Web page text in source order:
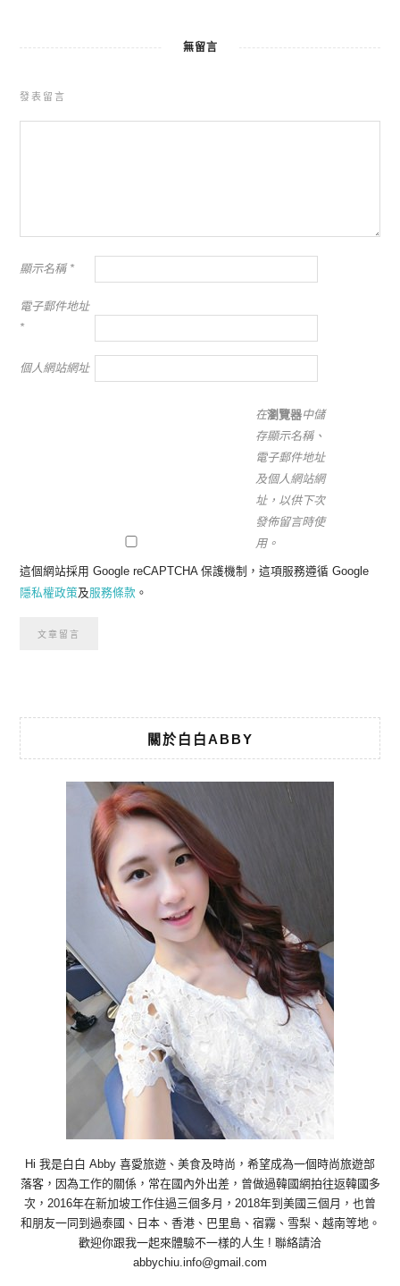
無留言
發表留言
顯示名稱 *
電子郵件地址
*
個人網站網址
在瀏覽器中儲
存顯示名稱、
電子郵件地址
及個人網站網
址，以供下次
發佈留言時使
用。
這個網站採用 Google reCAPTCHA 保護機制，這項服務遵循 Google
隱私權政策及服務條款 。
關於白白ABBY
Hi 我是白白 Abby 喜愛旅遊、美食及時尚，希望成為一個時尚旅遊部
落客，因為工作的關係，常在國內外出差，曾做過韓國網拍往返韓國多
次，2016年在新加坡工作住過三個多月，2018年到美國三個月，也曾
和朋友一同到過泰國、日本、香港、巴里島、宿霧、雪梨、越南等地。
歡迎你跟我一起來體驗不一樣的人生 ! 聯絡請洽
abbychiu.info@gmail.com